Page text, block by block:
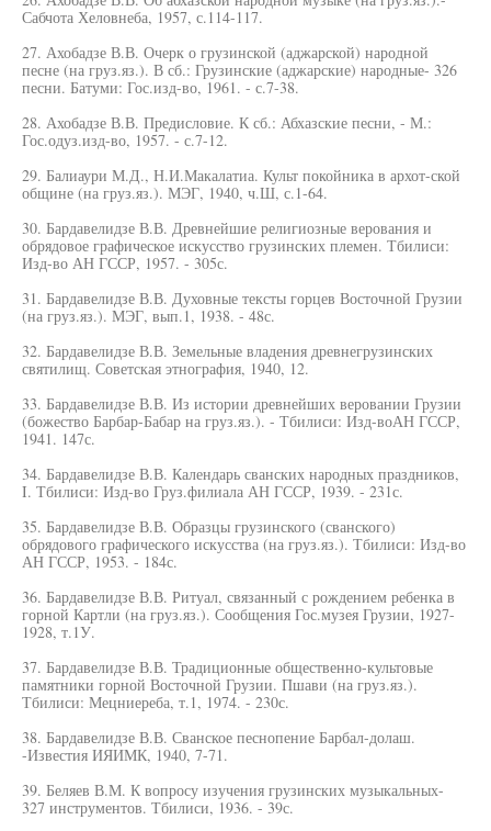
Сабчота Хеловнеба, 1957, с.114-117.
27. Ахобадзе В.В. Очерк о грузинской (аджарской) народной
песне (на груз.яз.). В сб.: Грузинские (аджарские) народные- 326
песни. Батуми: Гос.изд-во, 1961. - с.7-38.
28. Ахобадзе В.В. Предисловие. К сб.: Абхазские песни, - М.:
Гос.одуз.изд-во, 1957. - с.7-12.
29. Балиаури М.Д., Н.И.Макалатиа. Культ покойника в архот-ской
общине (на груз.яз.). МЭГ, 1940, ч.Ш, с.1-64.
30. Бардавелидзе В.В. Древнейшие религиозные верования и
обрядовое графическое искусство грузинских племен. Тбилиси:
Изд-во АН ГССР, 1957. - 305с.
31. Бардавелидзе В.В. Духовные тексты горцев Восточной Грузии
(на груз.яз.). МЭГ, вып.1, 1938. - 48с.
32. Бардавелидзе В.В. Земельные владения древнегрузинских
святилищ. Советская этнография, 1940, 12.
33. Бардавелидзе В.В. Из истории древнейших веровании Грузии
(божество Барбар-Бабар на груз.яз.). - Тбилиси: Изд-воАН ГССР,
1941. 147с.
34. Бардавелидзе В.В. Календарь сванских народных праздников,
I. Тбилиси: Изд-во Груз.филиала АН ГССР, 1939. - 231с.
35. Бардавелидзе В.В. Образцы грузинского (сванского)
обрядового графического искусства (на груз.яз.). Тбилиси: Изд-во
АН ГССР, 1953. - 184с.
36. Бардавелидзе В.В. Ритуал, связанный с рождением ребенка в
горной Картли (на груз.яз.). Сообщения Гос.музея Грузии, 1927-
1928, т.1У.
37. Бардавелидзе В.В. Традиционные общественно-культовые
памятники горной Восточной Грузии. Пшави (на груз.яз.).
Тбилиси: Мецниереба, т.1, 1974. - 230с.
38. Бардавелидзе В.В. Сванское песнопение Барбал-долаш.
-Известия ИЯИМК, 1940, 7-71.
39. Беляев В.М. К вопросу изучения грузинских музыкальных-
327 инструментов. Тбилиси, 1936. - 39с.